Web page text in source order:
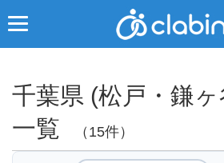
千葉県 (松戸・鎌
一覧
（15件）